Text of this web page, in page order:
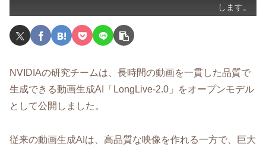
します。
NVIDIAの研究チームは、長時間の動画を一貫した品質で
生成できる動画生成AI「LongLive-2.0」をオープンモデル
として公開しました。
従来の動画生成AIは、高品質な映像を作れる一方で、巨大